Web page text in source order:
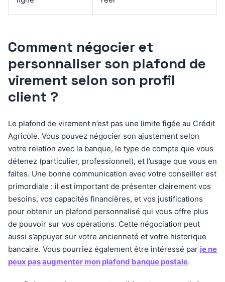
Comment négocier et
personnaliser son plafond de
virement selon son profil
client ?
Le plafond de virement n’est pas une limite figée au Crédit
Agricole. Vous pouvez négocier son ajustement selon
votre relation avec la banque, le type de compte que vous
détenez (particulier, professionnel), et l’usage que vous en
faites. Une bonne communication avec votre conseiller est
primordiale : il est important de présenter clairement vos
besoins, vos capacités financières, et vos justifications
pour obtenir un plafond personnalisé qui vous offre plus
de pouvoir sur vos opérations. Cette négociation peut
aussi s’appuyer sur votre ancienneté et votre historique
bancaire. Vous pourriez également être intéressé par je ne
peux pas augmenter mon plafond banque postale.